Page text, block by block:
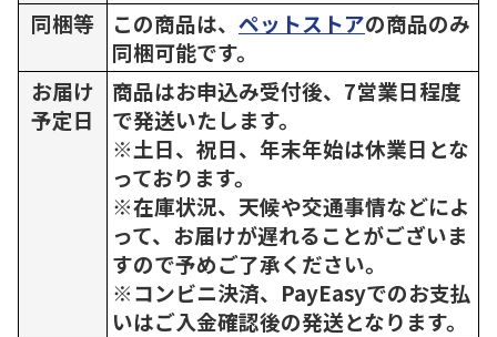
同梱等
この商品は、 ペットストアの商品のみ
同梱可能です。
お届け
予定日
商品はお申込み受付後、7営業日程度
で発送いたします。
※土日、祝日、年末年始は休業日とな
っております。
※在庫状況、天候や交通事情などによ
って、お届けが遅れることがございま
すので予めご了承ください。
※コンビニ決済、PayEasyでのお支払
いはご入金確認後の発送となります。